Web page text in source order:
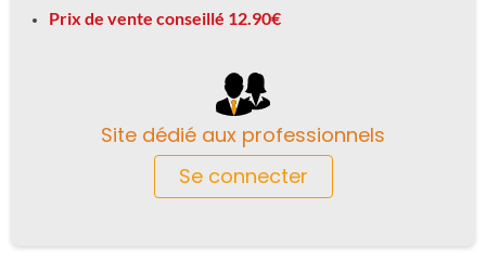
Prix de vente conseillé 12.90€
Site dédié aux professionnels
Se connecter